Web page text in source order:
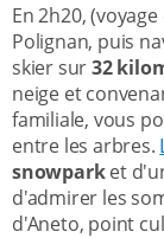
En 2h20,
Polignan, puis
skier sur32
neige et
familiale, vous
entre les arbres.
snowparket
d'admirer les
d'Aneto, point